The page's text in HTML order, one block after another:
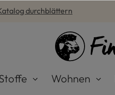
durchblättern
Wohnen